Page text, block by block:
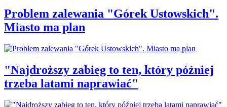
Problem zalewania "Górek Ustowskich".
Miasto ma plan
"Najdroższy zabieg to ten, który później
trzeba latami naprawiać"